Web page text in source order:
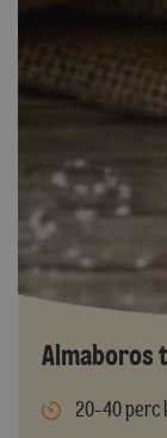
Almaboros
20-40 perc